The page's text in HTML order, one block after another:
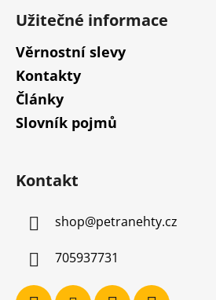
Užitečné informace
Věrnostní slevy
Kontakty
Články
Slovník pojmů
Kontakt
shop@petranehty.cz
705937731